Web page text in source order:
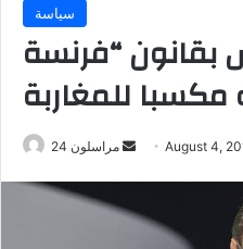
سياسة
“فرنسة
مكسبا للمغاربة
مراسلون 24
Send August 4,